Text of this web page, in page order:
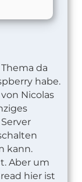
da
habe.
Nicolas
kann.
Aber um
hier ist